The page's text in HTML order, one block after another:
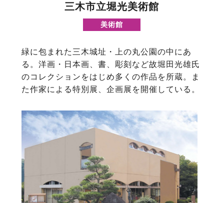
三木市立堀光美術館
美術館
緑に包まれた三木城址・上の丸公園の中にあ
る。洋画・日本画、書、彫刻など故堀田光雄氏
のコレクションをはじめ多くの作品を所蔵。ま
た作家による特別展、企画展を開催している。